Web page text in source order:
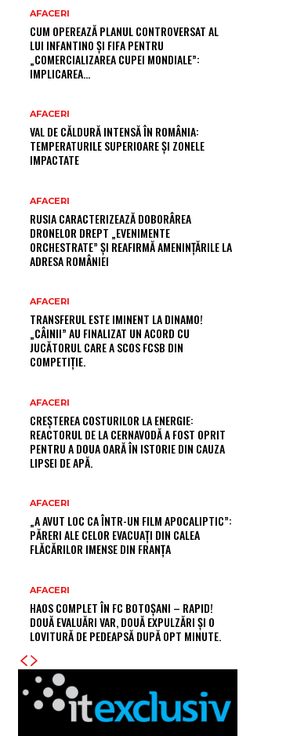
AFACERI
CUM OPEREAZĂ PLANUL CONTROVERSAT AL
LUI INFANTINO ȘI FIFA PENTRU
„COMERCIALIZAREA CUPEI MONDIALE”:
IMPLICAREA…
AFACERI
VAL DE CĂLDURĂ INTENSĂ ÎN ROMÂNIA:
TEMPERATURILE SUPERIOARE ȘI ZONELE
IMPACTATE
AFACERI
RUSIA CARACTERIZEAZĂ DOBORÂREA
DRONELOR DREPT „EVENIMENTE
ORCHESTRATE” ȘI REAFIRMĂ AMENINȚĂRILE LA
ADRESA ROMÂNIEI
AFACERI
TRANSFERUL ESTE IMINENT LA DINAMO!
„CÂINII” AU FINALIZAT UN ACORD CU
JUCĂTORUL CARE A SCOS FCSB DIN
COMPETIȚIE.
AFACERI
CREȘTEREA COSTURILOR LA ENERGIE:
REACTORUL DE LA CERNAVODĂ A FOST OPRIT
PENTRU A DOUA OARĂ ÎN ISTORIE DIN CAUZA
LIPSEI DE APĂ.
AFACERI
„A AVUT LOC CA ÎNTR-UN FILM APOCALIPTIC”:
PĂRERI ALE CELOR EVACUAȚI DIN CALEA
FLĂCĂRILOR IMENSE DIN FRANȚA
AFACERI
HAOS COMPLET ÎN FC BOTOȘANI – RAPID!
DOUĂ EVALUĂRI VAR, DOUĂ EXPULZĂRI ȘI O
LOVITURĂ DE PEDEAPSĂ DUPĂ OPT MINUTE.